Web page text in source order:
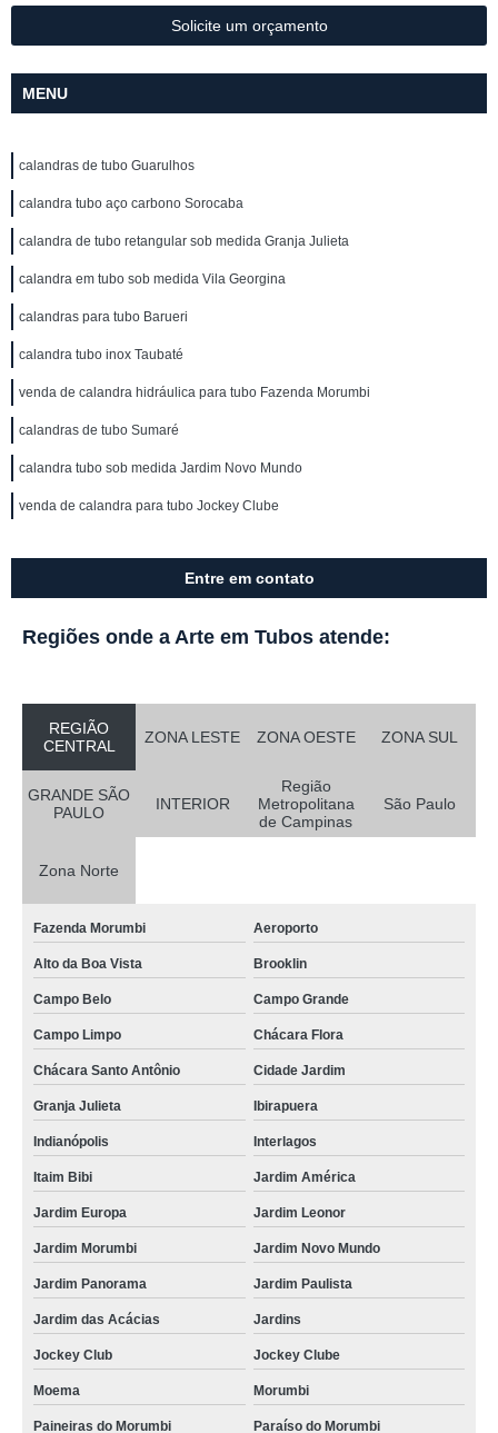
Solicite um orçamento
MENU
calandras de tubo Guarulhos
calandra tubo aço carbono Sorocaba
calandra de tubo retangular sob medida Granja Julieta
calandra em tubo sob medida Vila Georgina
calandras para tubo Barueri
calandra tubo inox Taubaté
venda de calandra hidráulica para tubo Fazenda Morumbi
calandras de tubo Sumaré
calandra tubo sob medida Jardim Novo Mundo
venda de calandra para tubo Jockey Clube
Entre em contato
Regiões onde a Arte em Tubos atende:
REGIÃO
CENTRAL
ZONA LESTE ZONA OESTE ZONA SUL
GRANDE SÃO
PAULO
INTERIOR
Região
Metropolitana
de Campinas
São Paulo
Zona Norte
Fazenda Morumbi Aeroporto
Alto da Boa Vista Brooklin
Campo Belo Campo Grande
Campo Limpo Chácara Flora
Chácara Santo Antônio Cidade Jardim
Granja Julieta Ibirapuera
Indianópolis Interlagos
Itaim Bibi Jardim América
Jardim Europa Jardim Leonor
Jardim Morumbi Jardim Novo Mundo
Jardim Panorama Jardim Paulista
Jardim das Acácias Jardins
Jockey Club Jockey Clube
Moema Morumbi
Paineiras do Morumbi Paraíso do Morumbi